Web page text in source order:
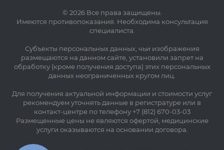
© 2026 Все права защищены.
Имеются противопоказания. Необходима консультация
специалиста.
Субъекты персональных данных, чьи изображения
размещаются на данном сайте, установили запрет на
обработку (кроме получения доступа) этих персональных
данных неограниченных кругом лиц.
Для получения актуальной информации и стоимости услуг
рекомендуем уточнять данные в регистратуре или в
контакт-центре по телефону +7 (812) 670-03-03
Размещенные цены не являются офертой, медицинские
услуги оказываются на основании договора.